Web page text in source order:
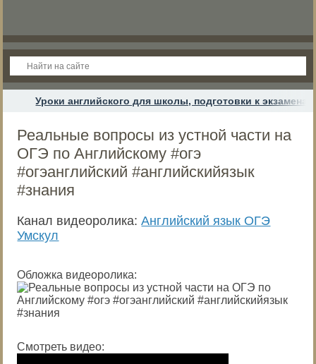
Уроки английского для школы, подготовки к
Реальные вопросы из устной части на
ОГЭ по Английскому #огэ
#огэанглийский #английскийязык
#знания
Канал видеоролика:Английский язык ОГЭ
Умскул
Обложка видеоролика:
Смотреть видео: